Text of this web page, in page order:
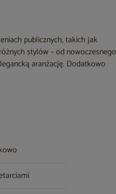
publicznych, takich jak
stylów – od nowoczesnego
aranżację. Dodatkowo